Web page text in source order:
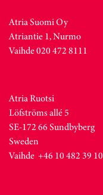
Atria Suomi Oy
Atriantie 1, Nurmo
Vaihde 020 472 8111
Atria Ruotsi
Löfströms allé 5
SE-172 66 Sundbyberg
Sweden
Vaihde +46 10 482 39 10